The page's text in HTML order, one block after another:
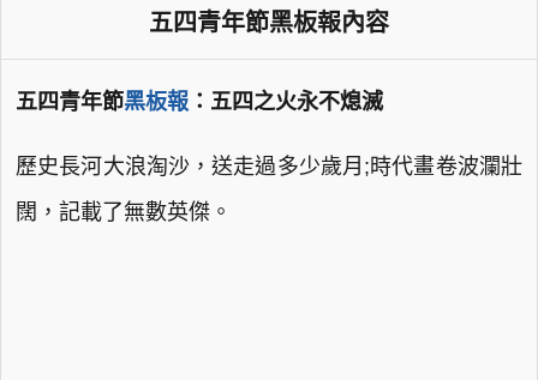
五四青年節黑板報內容
五四青年節黑板報 ：五四之火永不熄滅
歷史長河大浪淘沙，送走過多少歲月;時代畫卷波瀾壯
闊，記載了無數英傑。